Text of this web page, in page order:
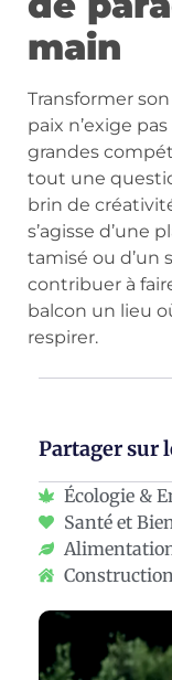
main
Transformer
paix n’exige
grandes
tout une
brin de
s’agisse d’une
tamisé ou
contribuer à
balcon un lieu
respirer.
Partager sur
Écologie &
Santé et